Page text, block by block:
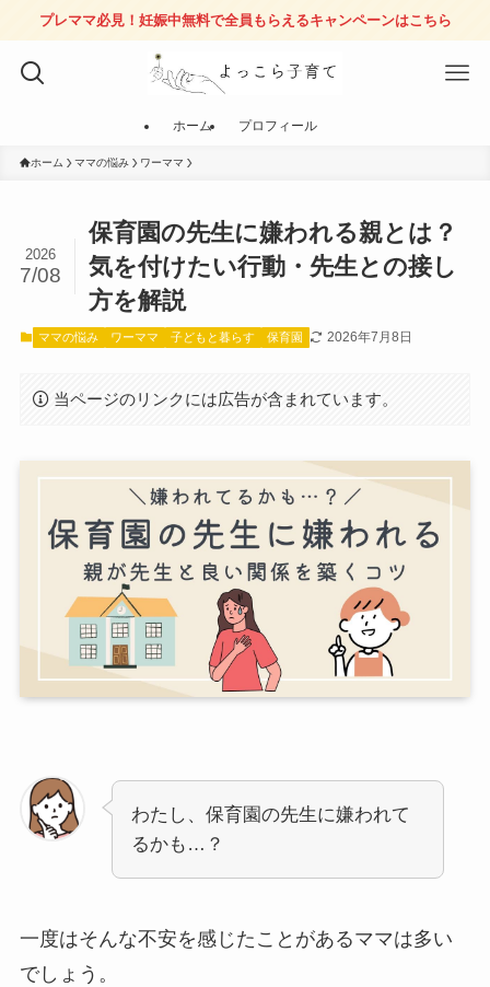
プレママ必見！妊娠中無料で全員もらえるキャンペーンはこちら
ホーム プロフィール
ホーム ママの悩み ワーママ
保育園の先生に嫌われる親とは？
気を付けたい行動・先生との接し
方を解説
2026
7/08
ママの悩み ワーママ 子どもと暮らす 保育園 2026年7月8日
当ページのリンクには広告が含まれています。
わたし、保育園の先生に嫌われて
るかも…？
一度はそんな不安を感じたことがあるママは多い
でしょう。